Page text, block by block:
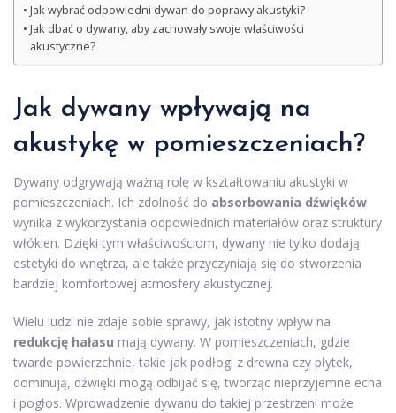
Jak wybrać odpowiedni dywan do poprawy akustyki?
Jak dbać o dywany, aby zachowały swoje właściwości
akustyczne?
Jak dywany wpływają na
akustykę w pomieszczeniach?
Dywany odgrywają ważną rolę w kształtowaniu akustyki w
pomieszczeniach. Ich zdolność do absorbowania dźwięków
wynika z wykorzystania odpowiednich materiałów oraz struktury
włókien. Dzięki tym właściwościom, dywany nie tylko dodają
estetyki do wnętrza, ale także przyczyniają się do stworzenia
bardziej komfortowej atmosfery akustycznej.
Wielu ludzi nie zdaje sobie sprawy, jak istotny wpływ na
redukcję hałasu mają dywany. W pomieszczeniach, gdzie
twarde powierzchnie, takie jak podłogi z drewna czy płytek,
dominują, dźwięki mogą odbijać się, tworząc nieprzyjemne echa
i pogłos. Wprowadzenie dywanu do takiej przestrzeni może